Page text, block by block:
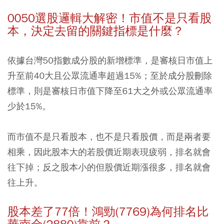
0050選股邏輯大解密！市值不是只看股
本，決定去留的關鍵指標是什麼？
依據台灣50指數成分股的新增標準，是審核日市值上
升至前40大且公眾流通率超過15%；至於成分股刪除
標準，則是審核日市值下降至61大之外或公眾流通率
少於15%。
而市值不是只看股本，也不是只看股價，而是兩者要
相乘，因此股本大的若股價近期表現疲弱，排名就會
往下掉；反之股本小的但股價近期漲很多，排名就會
往上升。
股本差了77倍！鴻勁(7769)為何排名比